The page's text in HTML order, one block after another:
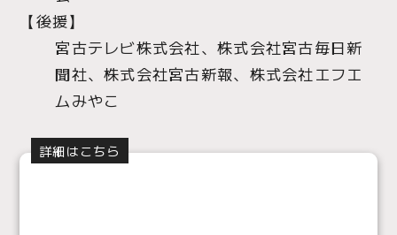
【後援】
宮古テレビ株式会社、株式会社宮古毎日新
聞社、株式会社宮古新報、株式会社エフエ
ムみやこ
詳細はこちら